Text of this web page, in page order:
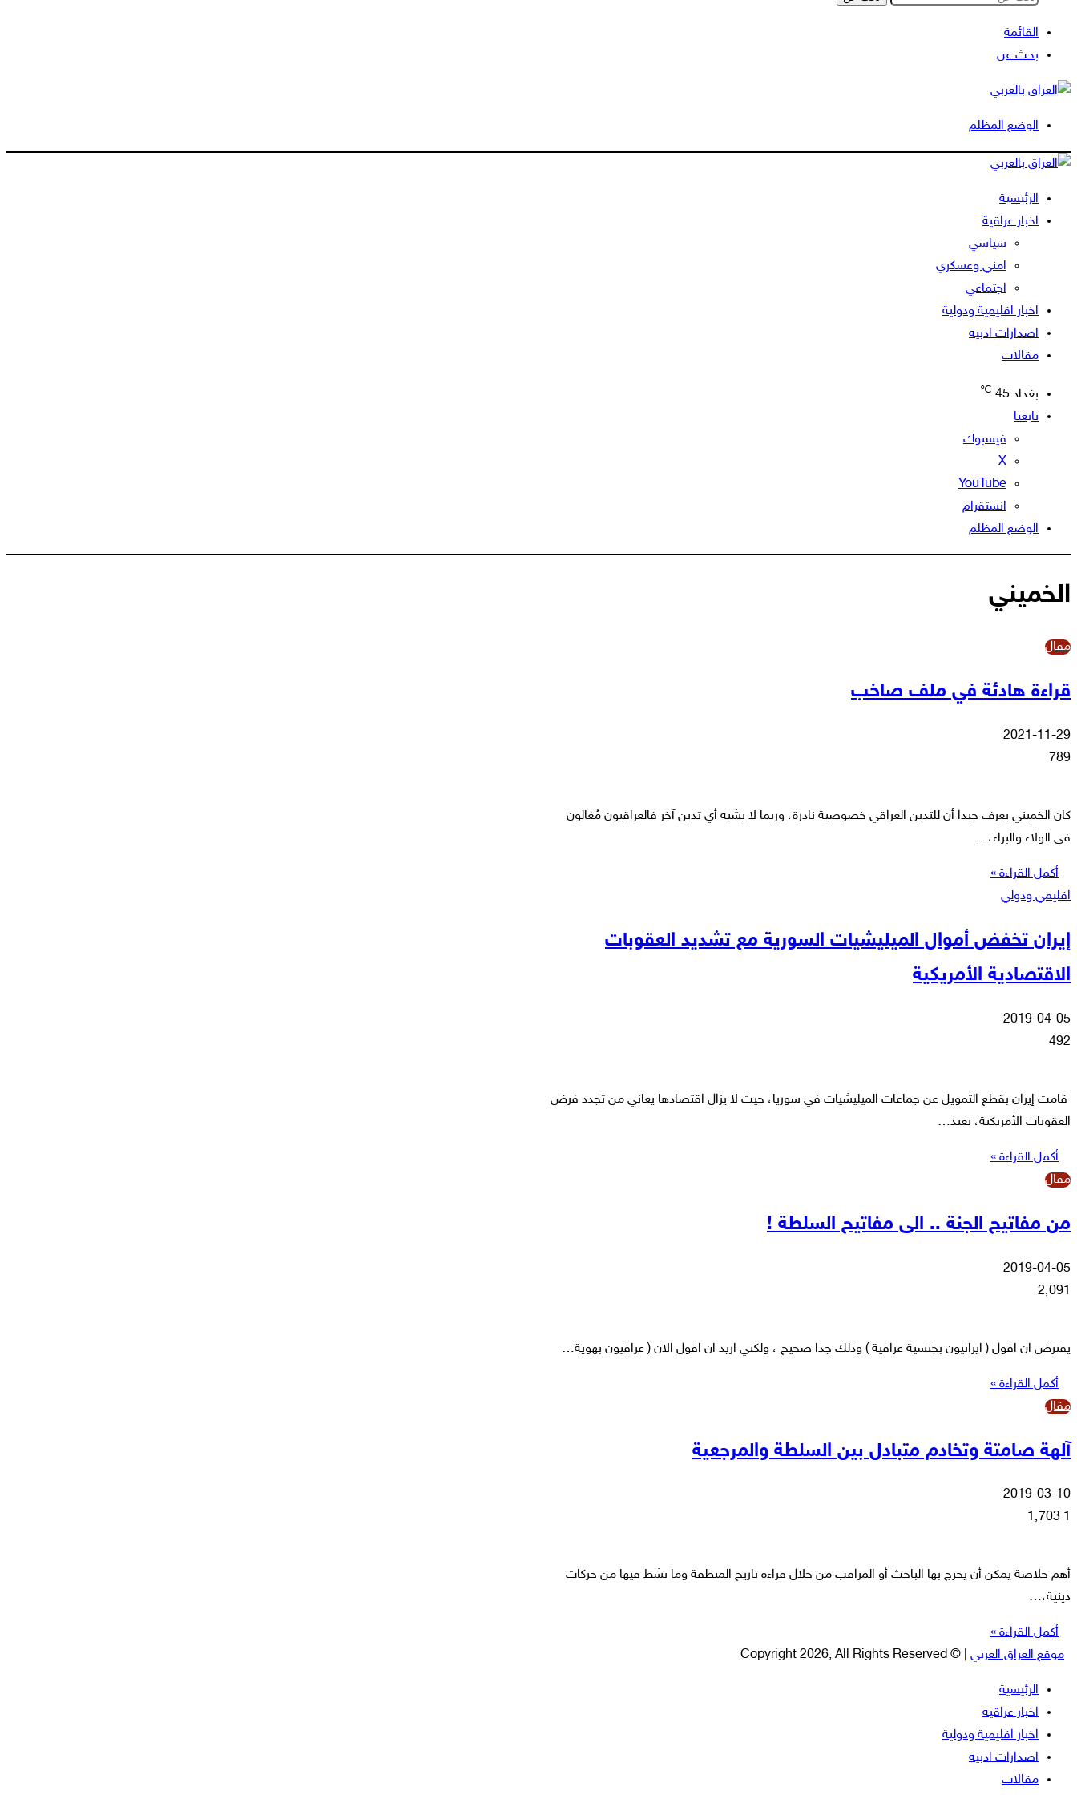
القائمة
بحث عن
الوضع المظلم
الرئيسية
اخبار عراقية
سياسي
امني وعسكري
اجتماعي
اخبار اقليمية ودولية
اصدارات ادبية
مقالات
بغداد 45
℃
تابعنا
فيسبوك
‫X
‫YouTube
انستقرام
الوضع المظلم
الخميني
مقال
قراءة هادئة في ملف صاخب
2021-11-29
789
كان الخميني يعرف جيدا أن للتدين العراقي خصوصية نادرة، وربما لا يشبه أي تدين آخر فالعراقيون مُغالون
في الولاء والبراء،…
أكمل القراءة »
اقليمي ودولي
إيران تخفض أموال الميليشيات السورية مع تشديد العقوبات
الاقتصادية الأمريكية
2019-04-05
492
قامت إيران بقطع التمويل عن جماعات الميليشيات في سوريا، حيث لا يزال اقتصادها يعاني من تجدد فرض
العقوبات الأمريكية، بعيد…
أكمل القراءة »
مقال
من مفاتيح الجنة .. الى مفاتيح السلطة !
2019-04-05
2٬091
يفترض ان اقول ( ايرانيون بجنسية عراقية ) وذلك جدا صحيح ، ولكني اريد ان اقول الان ( عراقيون بهوية…
أكمل القراءة »
مقال
آلهة صامتة وتخادم متبادل بين السلطة والمرجعية
2019-03-10
1
أهم خلاصة يمكن أن يخرج بها الباحث أو المراقب من خلال قراءة تاريخ المنطقة وما نشط فيها من حركات
دينية،…
أكمل القراءة »
موقع العراق العربي | © Copyright 2026, All Rights Reserved
الرئيسية
اخبار عراقية
اخبار اقليمية ودولية
اصدارات ادبية
مقالات